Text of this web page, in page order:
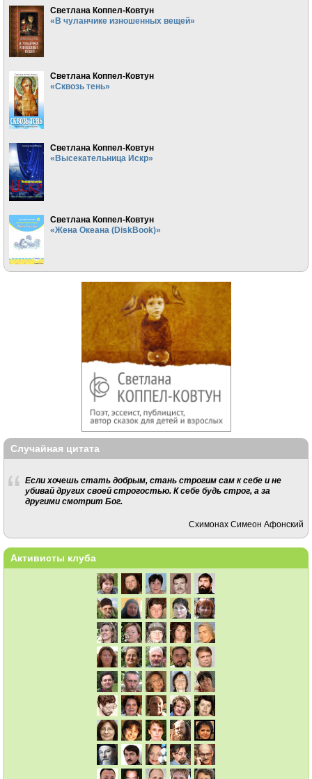
Светлана Коппел-Ковтун
«В чуланчике изношенных вещей»
Светлана Коппел-Ковтун
«Сквозь тень»
Светлана Коппел-Ковтун
«Высекательница Искр»
Светлана Коппел-Ковтун
«Жена Океана (DiskBook)»
Случайная цитата
Если хочешь стать добрым, стань строгим сам к себе и не
убивай других своей строгостью. К себе будь строг, а за
другими смотрит Бог.
Схимонах Симеон Афонский
Активисты клуба